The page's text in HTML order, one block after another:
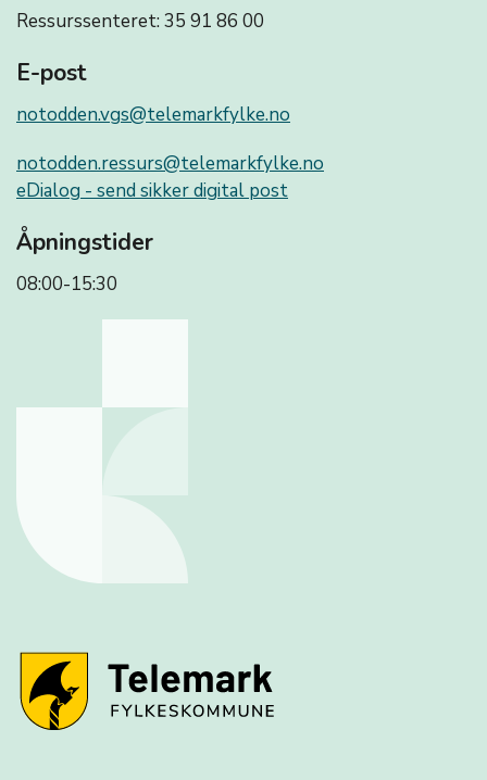
Ressurssenteret: 35 91 86 00
E-post
notodden.vgs@telemarkfylke.no
notodden.ressurs@telemarkfylke.no
eDialog - send sikker digital post
Åpningstider
08:00-15:30